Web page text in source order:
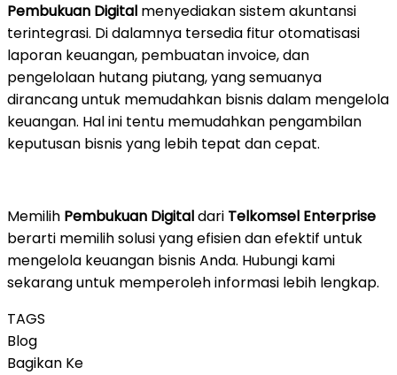
Pembukuan Digital menyediakan sistem akuntansi
terintegrasi. Di dalamnya tersedia fitur otomatisasi
laporan keuangan, pembuatan invoice, dan
pengelolaan hutang piutang, yang semuanya
dirancang untuk memudahkan bisnis dalam mengelola
keuangan. Hal ini tentu memudahkan pengambilan
keputusan bisnis yang lebih tepat dan cepat.
Memilih Pembukuan Digitaldari Telkomsel Enterprise
berarti memilih solusi yang efisien dan efektif untuk
mengelola keuangan bisnis Anda. Hubungi kami
sekarang untuk memperoleh informasi lebih lengkap.
TAGS
Blog
Bagikan Ke